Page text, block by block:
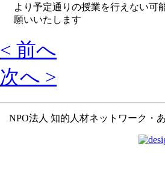
より予定通りの授業を行えない可
願いいたします
< 前へ
次へ >
NPO法人 知的人材ネットワーク・